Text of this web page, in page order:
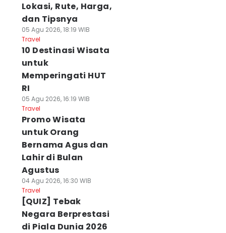
Lokasi, Rute, Harga,
dan Tipsnya
05 Agu 2026, 18:19 WIB
Travel
10 Destinasi Wisata
untuk
Memperingati HUT
RI
05 Agu 2026, 16:19 WIB
Travel
Promo Wisata
untuk Orang
Bernama Agus dan
Lahir di Bulan
Agustus
04 Agu 2026, 16:30 WIB
Travel
[QUIZ] Tebak
Negara Berprestasi
di Piala Dunia 2026